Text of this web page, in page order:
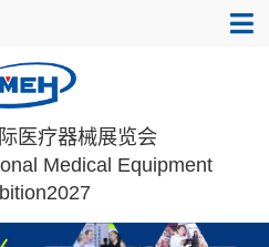
医疗器械展览会
Medical Equipment